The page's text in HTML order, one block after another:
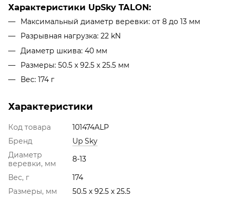
Характеристики UpSky TALON:
Максимальный диаметр веревки: от 8 до 13 мм
Разрывная нагрузка: 22 kN
Диаметр шкива: 40 мм
Размеры: 50.5 х 92.5 х 25.5 мм
Вес: 174 г
Характеристики
Код товара
101474ALP
Бренд
Up Sky
Диаметр
веревки, мм
8-13
Вес, г
174
Размеры, мм
50.5 х 92.5 х 25.5